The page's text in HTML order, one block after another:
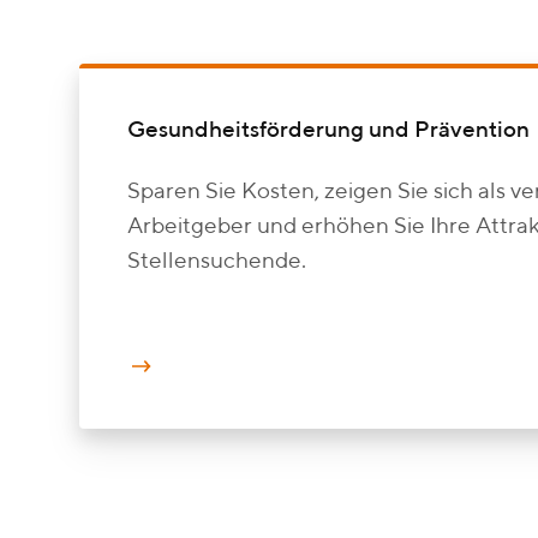
Gesundheitsförderung und Prävention
Sparen Sie Kosten, zeigen Sie sich als
Arbeitgeber und erhöhen Sie Ihre
Stellensuchende.